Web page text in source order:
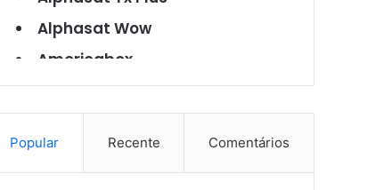
Alphasat Wow
Americabox
Americabox S101
Americabox S105 Plus
Popular Recente Comentários